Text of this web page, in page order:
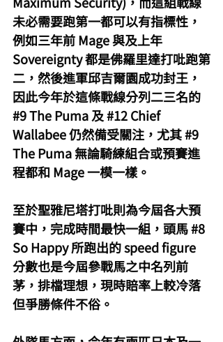
未必需要跑第一都可以有指標性，
例如三年前 Mage 與及上年
Sovereignty 都是佛羅里達打吡跑第
二，然後進軍邱吉爾園成功封王，
因此今年於這條戰線分列二三名的
#9 The Puma 及 #12 Chief
Wallabee 仍然備受關注，尤其 #9
The Puma 無論騎練組合或預賽進
程都和 Mage 一模一樣。
至於聖雅尼塔打吡則為今屆各大預
賽中，完成時間最快一組，頭馬 #8
So Happy 所跑出的 speed figure
分數也是今屆參戰馬之中名列前
茅，排檔理想，現時賠率上較冷落
但爭勝條件不俗。